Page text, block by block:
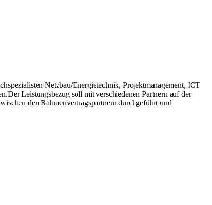
Netzbau/Energietechnik, Projektmanagement, ICT
Leistungsbezug soll mit verschiedenen Partnern auf der
den Rahmenvertragspartnern durchgeführt und